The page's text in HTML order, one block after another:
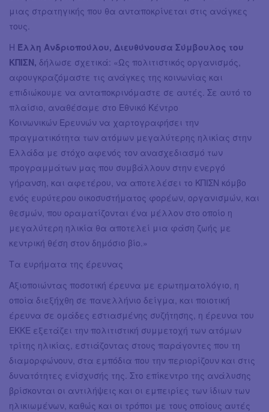
μιας στρατηγικής που θα ανταποκρίνεται στις ανάγκες
τους.
Η Έλλη Ανδριοπούλου, Διευθύνουσα Σύμβουλος του
ΚΠΙΣΝ, δήλωσε σχετικά: «Ως πολιτιστικός οργανισμός,
αφουγκραζόμαστε τις ανάγκες της κοινωνίας και
επιδιώκουμε να ανταποκρινόμαστε σε αυτές. Σε αυτό το
πλαίσιο, αναθέσαμε στο Εθνικό Κέντρο
Κοινωνικών Ερευνών να χαρτογραφήσει την
πραγματικότητα των ατόμων μεγαλύτερης ηλικίας στην
Ελλάδα με στόχο αφενός τον ανασχεδιασμό των
προγραμμάτων μας που συμβάλλουν στην ενεργό
γήρανση, και αφετέρου, να αποτελέσει το ΚΠΙΣΝ κόμβο
ενός ευρύτερου οικοσυστήματος φορέων, οργανισμών, και
θεσμών, που οραματίζονται ένα μέλλον στο οποίο η
μεγαλύτερη ηλικία θα αποτελεί μια φάση ζωής με
κεντρική θέση στον δημόσιο βίο.»
Τα ευρήματα της έρευνας
Αξιοποιώντας ποσοτική έρευνα με ερωτηματολόγιο, η
οποία διεξήχθη σε πανελλήνιο δείγμα, και ποιοτική
έρευνα σε ομάδες εστιασμένης συζήτησης, η έρευνα του
ΕΚΚΕ εξετάζει την πολιτιστική συμμετοχή των ατόμων
τρίτης ηλικίας, εστιάζοντας στους παράγοντες που τη
διαμορφώνουν, στα εμπόδια που την περιορίζουν και στις
δυνατότητες ενίσχυσής της. Στο επίκεντρο της ανάλυσης
βρίσκονται οι αντιλήψεις και οι εμπειρίες των ίδιων των
ηλικιωμένων, καθώς και οι τρόποι με τους οποίους αυτές